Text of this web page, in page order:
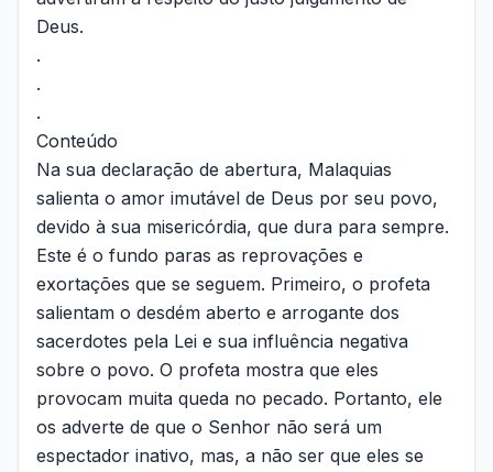
Deus.
.
.
.
Conteúdo
Na sua declaração de abertura, Malaquias
salienta o amor imutável de Deus por seu povo,
devido à sua misericórdia, que dura para sempre.
Este é o fundo paras as reprovações e
exortações que se seguem. Primeiro, o profeta
salientam o desdém aberto e arrogante dos
sacerdotes pela Lei e sua influência negativa
sobre o povo. O profeta mostra que eles
provocam muita queda no pecado. Portanto, ele
os adverte de que o Senhor não será um
espectador inativo, mas, a não ser que eles se